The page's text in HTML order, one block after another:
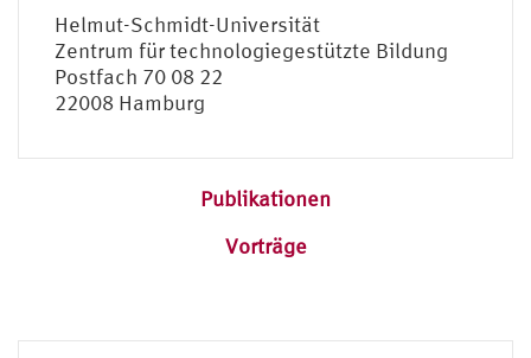
Helmut-Schmidt-Universität
Zentrum für technologiegestützte Bildung
Postfach 70 08 22
22008 Hamburg
Publikationen
Vorträge